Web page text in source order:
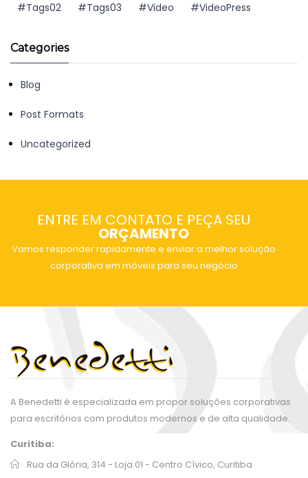
Tags02
Tags03 Video VideoPress
Categories
Blog
Post Formats
Uncategorized
ENTRE EM CONTATO E PEÇA SEU
ORÇAMENTO
Vamos responder rapidamente e enviar a melhor solução
corporativa em móveis para seu negócio
A Benedetti é especializada em propor soluções corporativas
para escritórios com produtos modernos e de alta qualidade.
Curitiba:
Rua da Glória, 314 - Loja 01 - Centro Cívico, Curitiba